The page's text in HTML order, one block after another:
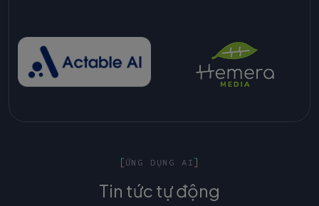
ỨNG DỤNG AI
Tin tức tự động